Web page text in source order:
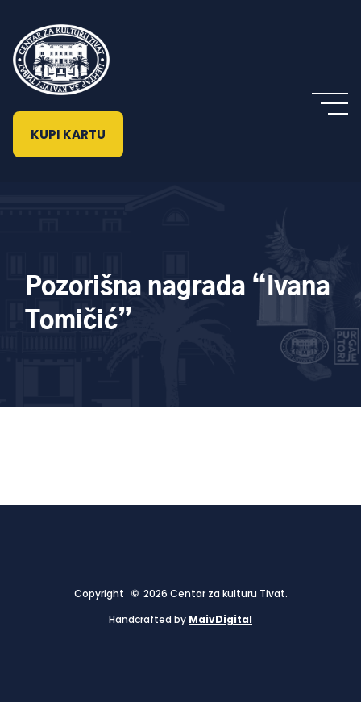
KUPI KARTU
Pozorišna nagrada “Ivana
Tomičić”
Copyright © 2026 Centar za kulturu Tivat.
Handcrafted by MaivDigital